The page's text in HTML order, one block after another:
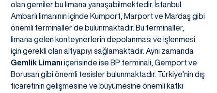
olan gemiler bu limana yanaşabilmektedir. İstanbul
Ambarlı limanının içinde Kumport, Marport ve Mardaş gibi
önemli terminaller de bulunmaktadır. Bu terminaller,
limana gelen konteynerlerin depolanması ve işlenmesi
için gerekli olan altyapıyı sağlamaktadır. Aynı zamanda
Gemlik Limanı içerisinde ise BP terminali, Gemport ve
Borusan gibi önemli tesisler bulunmaktadır. Türkiye’nin dış
ticaretinin gelişmesine ve büyümesine önemli katkı